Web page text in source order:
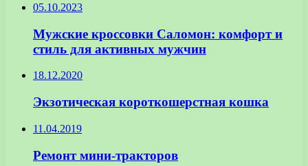
05.10.2023
Мужские кроссовки Саломон: комфорт и
стиль для активных мужчин
18.12.2020
Экзотическая короткошерстная кошка
11.04.2019
Ремонт мини-тракторов